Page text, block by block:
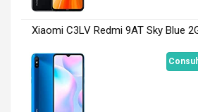
Xiaomi C3LV Redmi 9AT Sky Blue